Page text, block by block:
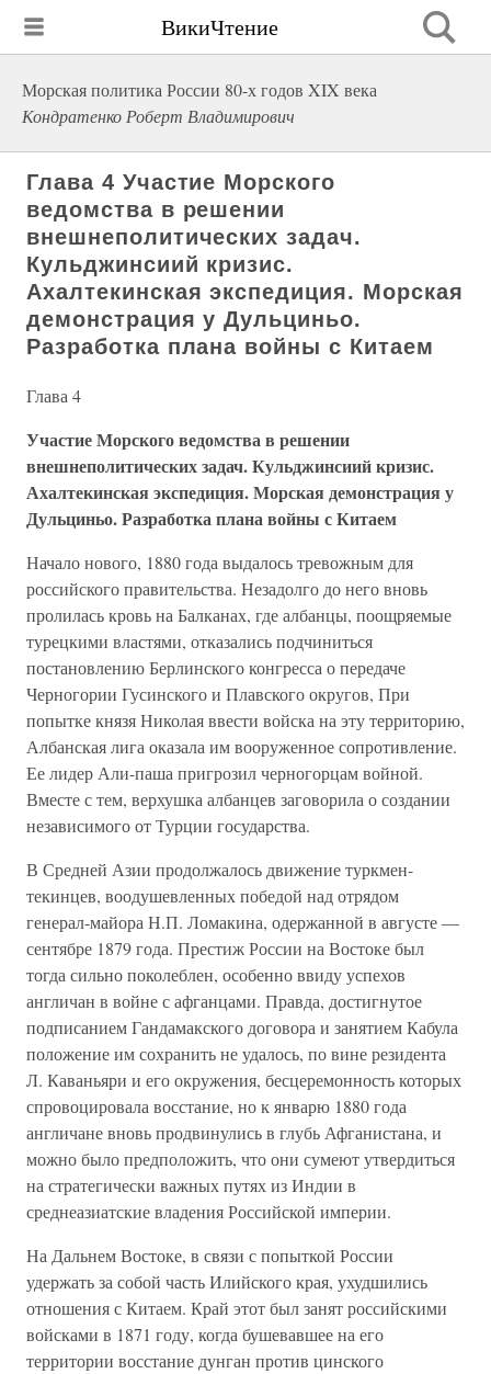
ВикиЧтение
Морская политика России 80-х годов XIX века
Кондратенко Роберт Владимирович
Глава 4 Участие Морского
ведомства в решении
внешнеполитических задач.
Кульджинсиий кризис.
Ахалтекинская экспедиция. Морская
демонстрация у Дульциньо.
Разработка плана войны с Китаем
Глава 4
Участие Морского ведомства в решении
внешнеполитических задач. Кульджинсиий кризис.
Ахалтекинская экспедиция. Морская демонстрация у
Дульциньо. Разработка плана войны с Китаем
Начало нового, 1880 года выдалось тревожным для
российского правительства. Незадолго до него вновь
пролилась кровь на Балканах, где албанцы, поощряемые
турецкими властями, отказались подчиниться
постановлению Берлинского конгресса о передаче
Черногории Гусинского и Плавского округов, При
попытке князя Николая ввести войска на эту территорию,
Албанская лига оказала им вооруженное сопротивление.
Ее лидер Али-паша пригрозил черногорцам войной.
Вместе с тем, верхушка албанцев заговорила о создании
независимого от Турции государства.
В Средней Азии продолжалось движение туркмен-
текинцев, воодушевленных победой над отрядом
генерал-майора Н.П. Ломакина, одержанной в августе —
сентябре 1879 года. Престиж России на Востоке был
тогда сильно поколеблен, особенно ввиду успехов
англичан в войне с афганцами. Правда, достигнутое
подписанием Гандамакского договора и занятием Кабула
положение им сохранить не удалось, по вине резидента
Л. Каваньяри и его окружения, бесцеремонность которых
спровоцировала восстание, но к январю 1880 года
англичане вновь продвинулись в глубь Афганистана, и
можно было предположить, что они сумеют утвердиться
на стратегически важных путях из Индии в
среднеазиатские владения Российской империи.
На Дальнем Востоке, в связи с попыткой России
удержать за собой часть Илийского края, ухудшились
отношения с Китаем. Край этот был занят российскими
войсками в 1871 году, когда бушевавшее на его
территории восстание дунган против цинского